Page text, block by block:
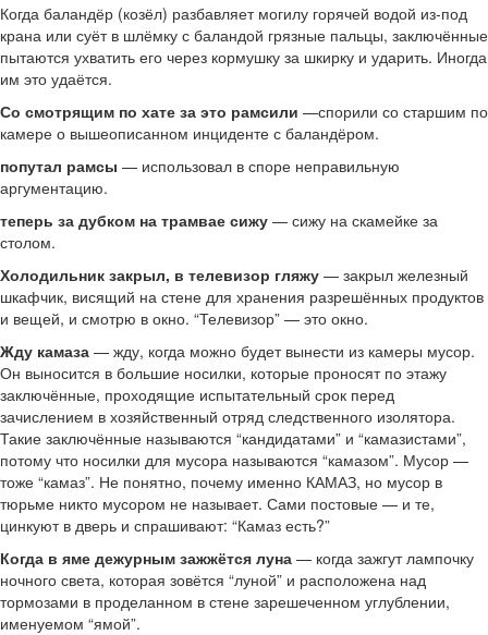
Когда баландёр (козёл) разбавляет могилу горячей водой из-под
крана или суёт в шлёмку с баландой грязные пальцы, заключённые
пытаются ухватить его через кормушку за шкирку и ударить. Иногда
им это удаётся.
Со смотрящим по хате за это рамсили —спорили со старшим по
камере о вышеописанном инциденте с баландёром.
попутал рамсы — использовал в споре неправильную
аргументацию.
теперь за дубком на трамвае сижу — сижу на скамейке за
столом.
Холодильник закрыл, в телевизор гляжу — закрыл железный
шкафчик, висящий на стене для хранения разрешённых продуктов
и вещей, и смотрю в окно. “Телевизор” — это окно.
Жду камаза — жду, когда можно будет вынести из камеры мусор.
Он выносится в большие носилки, которые проносят по этажу
заключённые, проходящие испытательный срок перед
зачислением в хозяйственный отряд следственного изолятора.
Такие заключённые называются “кандидатами” и “камазистами”,
потому что носилки для мусора называются “камазом”. Мусор —
тоже “камаз”. Не понятно, почему именно КАМАЗ, но мусор в
тюрьме никто мусором не называет. Сами постовые — и те,
цинкуют в дверь и спрашивают: “Камаз есть?”
Когда в яме дежурным зажжётся луна — когда зажгут лампочку
ночного света, которая зовётся “луной” и расположена над
тормозами в проделанном в стене зарешеченном углублении,
именуемом “ямой”.